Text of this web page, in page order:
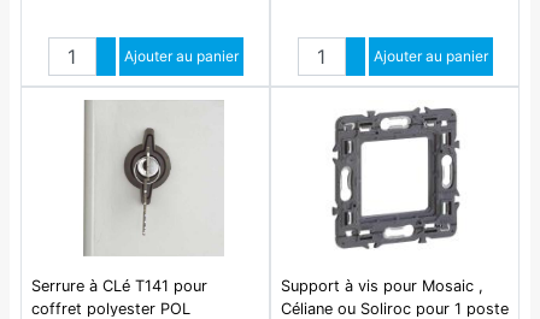
Quantité
Augmenter quantité
Diminuer quantité
Ajouter au panier Quantité
Augmenter quantité
Diminuer quantité
Ajouter au panier
Serrure à CLé T141 pour
coffret polyester POL
Support à vis pour Mosaic ,
Céliane ou Soliroc pour 1 poste